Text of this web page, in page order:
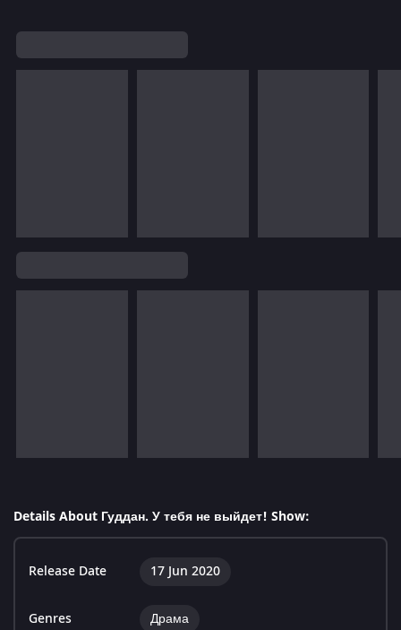
Details About Гуддан. У тебя не выйдет! Show:
Release Date 17 Jun 2020
Genres Драма